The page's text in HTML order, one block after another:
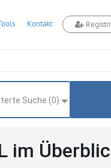
Kontakt
Suche (0)
im